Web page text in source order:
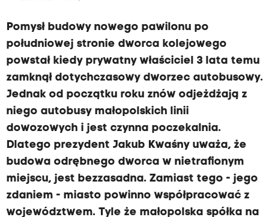
Pomysł budowy nowego pawilonu po
południowej stronie dworca kolejowego
powstał kiedy prywatny właściciel 3 lata temu
zamknął dotychczasowy dworzec autobusowy.
Jednak od początku roku znów odjeżdżają z
niego autobusy małopolskich linii
dowozowych i jest czynna poczekalnia.
Dlatego prezydent Jakub Kwaśny uważa, że
budowa odrębnego dworca w nietrafionym
miejscu, jest bezzasadna. Zamiast tego - jego
zdaniem - miasto powinno współpracować z
województwem. Tyle że małopolska spółka na